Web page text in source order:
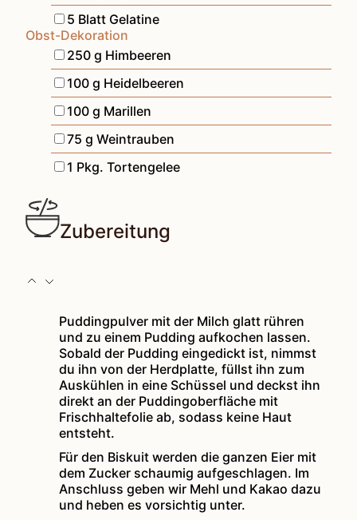
▢
5 Blatt Gelatine
Obst-Dekoration
▢
250 g Himbeeren
▢
100 g Heidelbeeren
▢
100 g Marillen
▢
75 g Weintrauben
▢
1 Pkg. Tortengelee
Zubereitung
Puddingpulver mit der Milch glatt rühren
und zu einem Pudding aufkochen lassen.
Sobald der Pudding eingedickt ist, nimmst
du ihn von der Herdplatte, füllst ihn zum
Auskühlen in eine Schüssel und deckst ihn
direkt an der Puddingoberfläche mit
Frischhaltefolie ab, sodass keine Haut
entsteht.
Für den Biskuit werden die ganzen Eier mit
dem Zucker schaumig aufgeschlagen. Im
Anschluss geben wir Mehl und Kakao dazu
und heben es vorsichtig unter.